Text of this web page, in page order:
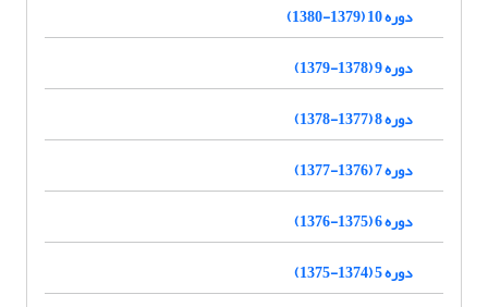
دوره 10 (1379-1380)
دوره 9 (1378-1379)
دوره 8 (1377-1378)
دوره 7 (1376-1377)
دوره 6 (1375-1376)
دوره 5 (1374-1375)